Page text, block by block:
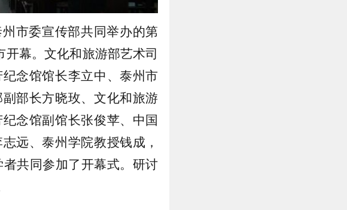
市委宣传部共同举办的第
开幕。文化和旅游部艺术司
念馆馆长李立中、泰州市
部长方晓玫、文化和旅游
念馆副馆长张俊苹、中国
远、泰州学院教授钱成，
共同参加了开幕式。研讨